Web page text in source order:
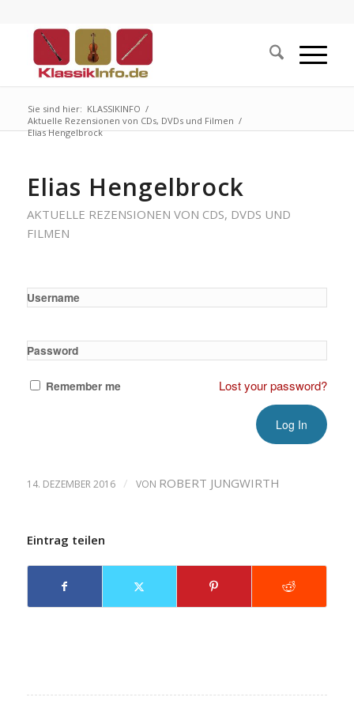
Sie sind hier: KLASSIKINFO /
Aktuelle Rezensionen von CDs, DVDs und Filmen /
Elias Hengelbrock
Elias Hengelbrock
AKTUELLE REZENSIONEN VON CDS, DVDS UND
FILMEN
Username
Password
Remember me Lost your password?
14. DEZEMBER 2016 / VON ROBERT JUNGWIRTH
Eintrag teilen